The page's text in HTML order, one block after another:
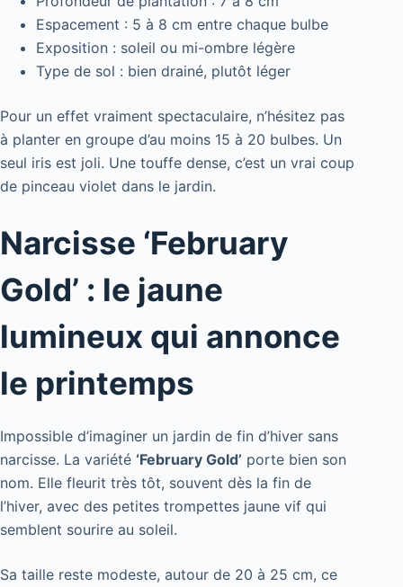
Espacement : 5 à 8 cm entre chaque bulbe
Exposition : soleil ou mi-ombre légère
Type de sol : bien drainé, plutôt léger
Pour un effet vraiment spectaculaire, n’hésitez pas
à planter en groupe d’au moins 15 à 20 bulbes. Un
seul iris est joli. Une touffe dense, c’est un vrai coup
de pinceau violet dans le jardin.
Narcisse ‘February
Gold’ : le jaune
lumineux qui annonce
le printemps
Impossible d’imaginer un jardin de fin d’hiver sans
narcisse. La variété ‘February Gold’ porte bien son
nom. Elle fleurit très tôt, souvent dès la fin de
l’hiver, avec des petites trompettes jaune vif qui
semblent sourire au soleil.
Sa taille reste modeste, autour de 20 à 25 cm, ce